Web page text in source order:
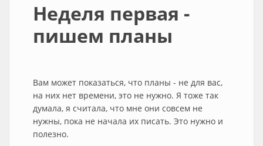
Неделя первая -
пишем планы
Вам может показаться, что планы - не для вас,
на них нет времени, это не нужно. Я тоже так
думала, я считала, что мне они совсем не
нужны, пока не начала их писать. Это нужно и
полезно.